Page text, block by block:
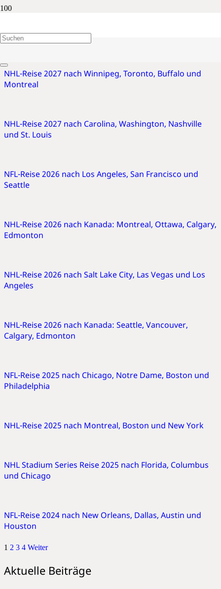
Gruppenreise
NHL-Reise 2027 nach Winnipeg, Toronto, Buffalo und
Montreal
NHL-Reise 2027 nach Carolina, Washington, Nashville
und St. Louis
NFL-Reise 2026 nach Los Angeles, San Francisco und
Seattle
NHL-Reise 2026 nach Kanada: Montreal, Ottawa, Calgary,
Edmonton
NHL-Reise 2026 nach Salt Lake City, Las Vegas und Los
Angeles
NHL-Reise 2026 nach Kanada: Seattle, Vancouver,
Calgary, Edmonton
NFL-Reise 2025 nach Chicago, Notre Dame, Boston und
Philadelphia
NHL-Reise 2025 nach Montreal, Boston und New York
NHL Stadium Series Reise 2025 nach Florida, Columbus
und Chicago
NFL-Reise 2024 nach New Orleans, Dallas, Austin und
Houston
1 2 3 4 Weiter
Aktuelle Beiträge